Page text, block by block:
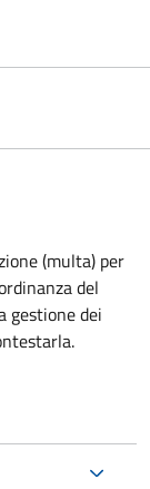
(multa) per
del
gestione dei